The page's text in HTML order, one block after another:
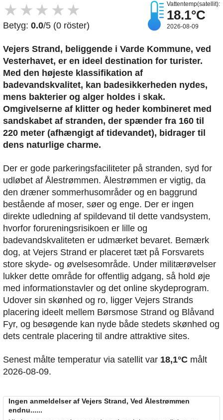
★ ★ ★ ★ ★
Betyg: 0.0/5 (0 röster)
Vattentemp(satellit):
18.1°C
2026-08-09
Vejers Strand, beliggende i Varde Kommune, ved
Vesterhavet, er en ideel destination for turister.
Med den højeste klassifikation af
badevandskvalitet, kan badesikkerheden nydes,
mens bakterier og alger holdes i skak.
Omgivelserne af klitter og heder kombineret med
sandskabet af stranden, der spænder fra 160 til
220 meter (afhængigt af tidevandet), bidrager til
dens naturlige charme.
Der er gode parkeringsfaciliteter på stranden, syd for
udløbet af Ålestrømmen. Ålestrømmen er vigtig, da
den dræner sommerhusområder og en baggrund
bestående af moser, søer og enge. Der er ingen
direkte udledning af spildevand til dette vandsystem,
hvorfor forureningsrisikoen er lille og
badevandskvaliteten er udmærket bevaret. Bemærk
dog, at Vejers Strand er placeret tæt på Forsvarets
store skyde- og øvelsesområde. Under militærøvelser
lukker dette område for offentlig adgang, så hold øje
med informationstavler og det online skydeprogram.
Udover sin skønhed og ro, ligger Vejers Strands
placering ideelt mellem Børsmose Strand og Blåvand
Fyr, og besøgende kan nyde både stedets skønhed og
dets centrale placering til andre attraktive sites.
Senest målte temperatur via satellit var 18,1°C målt
2026-08-09.
Ingen anmeldelser af Vejers Strand, Ved Ålestrømmen
endnu......